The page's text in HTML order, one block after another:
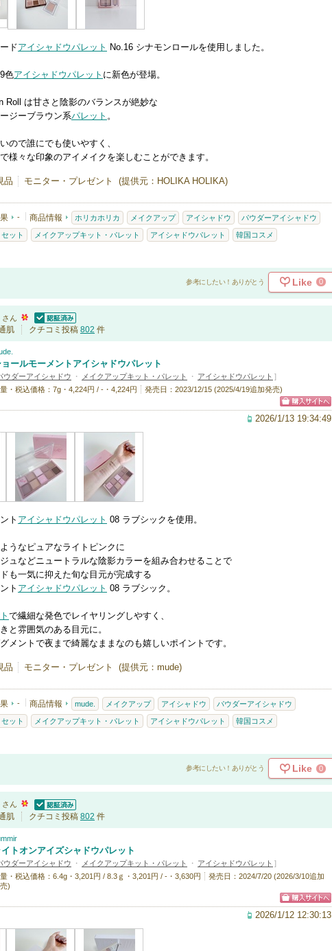
ドアイシャドウパレット No.16 シナモンロールを使用しました。
色アイシャドウパレット に新色が登場。
Roll は甘さと陰影のバランスが絶妙な
ジーブラウン系パレット 。
ので誰にでも使いやすく、
様々な印象のアイメイクを楽しむことができます。
品 モニター・プレゼント (提供元：HOLIKA HOLIKA)
- 商品情報 ホリカホリカ メイクアップ アイシャドウ パウダーアイシャドウ
ット メイクアップキット・パレット アイシャドウパレット 韓国コスメ
参考にしたい！ありがとう Like 0
さん
認証済
肌 クチコミ投稿 802 件
ョールモーメントアイシャドウパレット
ウダーアイシャドウ ・ メイクアップキット・パレット ・ アイシャドウパレット ]
・税込価格：7g・4,224円 / -・4,224円
発売日：2023/12/15 (2025/4/19追加発売)
2026/1/13 19:34:49
ト アイシャドウパレット 08 ラブシックを使用。
うなピュアなライトピンクに
ュなどニュートラルな陰影カラーを組み合わせることで
も一気に抑えた旬な目元が完成する
ト アイシャドウパレット 08 ラブシック。
で繊細な発色でレイヤリングしやすく、
と雰囲気のある目元に。
メントで夜まで綺麗なままなのも嬉しいポイントです。
品 モニター・プレゼント (提供元：mude)
- 商品情報 mude. メイクアップ アイシャドウ パウダーアイシャドウ
ット メイクアップキット・パレット アイシャドウパレット 韓国コスメ
参考にしたい！ありがとう Like 0
さん
認証済
肌 クチコミ投稿 802 件
イトオンアイズシャドウパレット
ウダーアイシャドウ ・ メイクアップキット・パレット ・ アイシャドウパレット ]
・税込価格：6.4g・3,201円 / 8.3ｇ・3,201円 / -・3,630円
発売日：2024/7/20 (2026/3/10追加
)
2026/1/12 12:30:13